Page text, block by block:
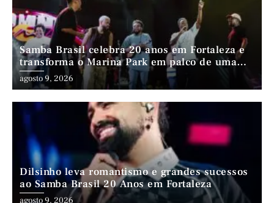
Samba Brasil celebra 20 anos em Fortaleza e
transforma o Marina Park em palco de uma
trajetória que atravessa gerações
agosto 9, 2026
Dilsinho leva romantismo e grandes sucessos
ao Samba Brasil 20 Anos em Fortaleza
agosto 9, 2026